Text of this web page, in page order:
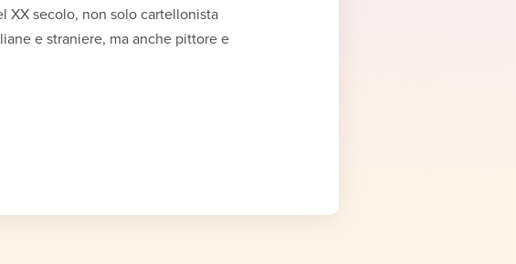
XX secolo, non solo cartellonista
e straniere, ma anche pittore e